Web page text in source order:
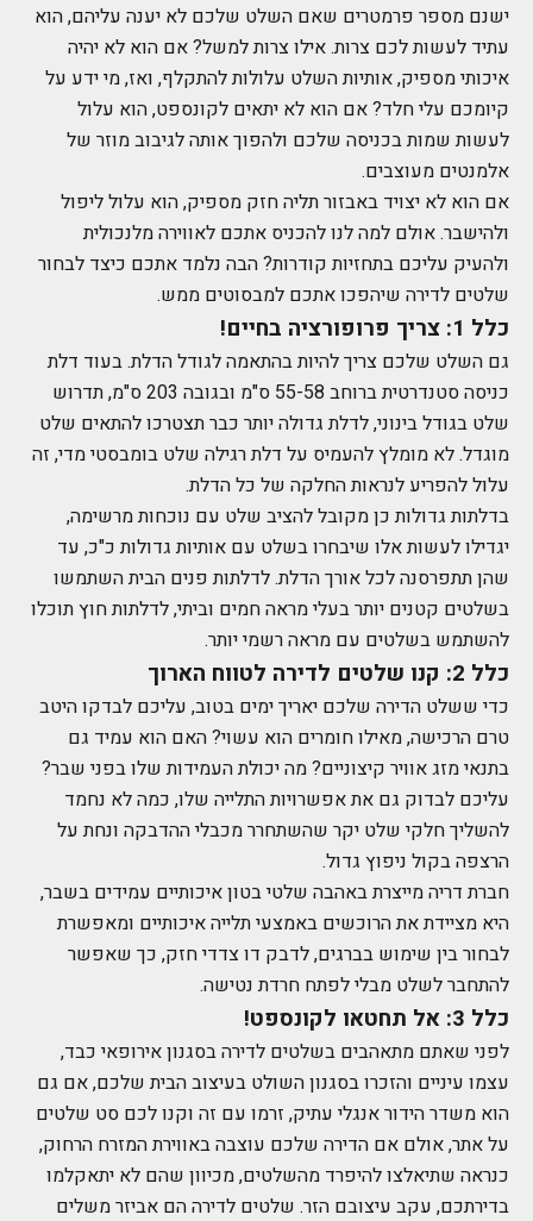
ישנם מספר פרמטרים שאם השלט שלכם לא יענה עליהם, הוא
עתיד לעשות לכם צרות. אילו צרות למשל? אם הוא לא יהיה
איכותי מספיק, אותיות השלט עלולות להתקלף, ואז, מי ידע על
קיומכם עלי חלד? אם הוא לא יתאים לקונספט, הוא עלול
לעשות שמות בכניסה שלכם ולהפוך אותה לגיבוב מוזר של
אלמנטים מעוצבים.
אם הוא לא יצויד באבזור תליה חזק מספיק, הוא עלול ליפול
ולהישבר. אולם למה לנו להכניס אתכם לאווירה מלנכולית
ולהעיק עליכם בתחזיות קודרות? הבה נלמד אתכם כיצד לבחור
שלטים לדירה שיהפכו אתכם למבסוטים ממש.
כלל 1: צריך פרופורציה בחיים!
גם השלט שלכם צריך להיות בהתאמה לגודל הדלת. בעוד דלת
כניסה סטנדרטית ברוחב 55-58 ס"מ ובגובה 203 ס"מ, תדרוש
שלט בגודל בינוני, לדלת גדולה יותר כבר תצטרכו להתאים שלט
מוגדל. לא מומלץ להעמיס על דלת רגילה שלט בומבסטי מדי, זה
עלול להפריע לנראות החלקה של כל הדלת.
בדלתות גדולות כן מקובל להציב שלט עם נוכחות מרשימה,
יגדילו לעשות אלו שיבחרו בשלט עם אותיות גדולות כ"כ, עד
שהן תתפרסנה לכל אורך הדלת. לדלתות פנים הבית השתמשו
בשלטים קטנים יותר בעלי מראה חמים וביתי, לדלתות חוץ תוכלו
להשתמש בשלטים עם מראה רשמי יותר.
כלל 2: קנו שלטים לדירה לטווח הארוך
כדי ששלט הדירה שלכם יאריך ימים בטוב, עליכם לבדקו היטב
טרם הרכישה, מאילו חומרים הוא עשוי? האם הוא עמיד גם
בתנאי מזג אוויר קיצוניים? מה יכולת העמידות שלו בפני שבר?
עליכם לבדוק גם את אפשרויות התלייה שלו, כמה לא נחמד
להשליך חלקי שלט יקר שהשתחרר מכבלי ההדבקה ונחת על
הרצפה בקול ניפוץ גדול.
חברת דריה מייצרת באהבה שלטי בטון איכותיים עמידים בשבר,
היא מציידת את הרוכשים באמצעי תלייה איכותיים ומאפשרת
לבחור בין שימוש בברגים, לדבק דו צדדי חזק, כך שאפשר
להתחבר לשלט מבלי לפתח חרדת נטישה.
כלל 3: אל תחטאו לקונספט!
לפני שאתם מתאהבים בשלטים לדירה בסגנון אירופאי כבד,
עצמו עיניים והזכרו בסגנון השולט בעיצוב הבית שלכם, אם גם
הוא משדר הידור אנגלי עתיק, זרמו עם זה וקנו לכם סט שלטים
על אתר, אולם אם הדירה שלכם עוצבה באווירת המזרח הרחוק,
כנראה שתיאלצו להיפרד מהשלטים, מכיוון שהם לא יתאקלמו
בדירתכם, עקב עיצובם הזר. שלטים לדירה הם אביזר משלים